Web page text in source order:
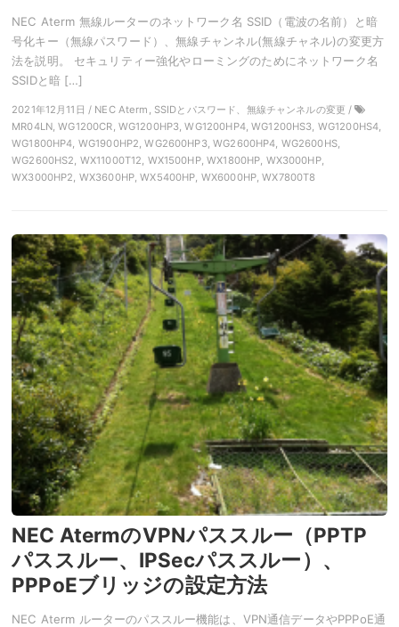
NEC Aterm 無線ルーターのネットワーク名 SSID（電波の名前）と暗
号化キー（無線パスワード）、無線チャンネル(無線チャネル)の変更方
法を説明。 セキュリティー強化やローミングのためにネットワーク名
SSIDと暗 […]
2021年12月11日 / NEC Aterm, SSIDとパスワード、無線チャンネルの変更 /
MR04LN, WG1200CR, WG1200HP3, WG1200HP4, WG1200HS3, WG1200HS4,
WG1800HP4, WG1900HP2, WG2600HP3, WG2600HP4, WG2600HS,
WG2600HS2, WX11000T12, WX1500HP, WX1800HP, WX3000HP,
WX3000HP2, WX3600HP, WX5400HP, WX6000HP, WX7800T8
NEC AtermのVPNパススルー（PPTP
パススルー、IPSecパススルー）、
PPPoEブリッジの設定方法
NEC Aterm ルーターのパススルー機能は、VPN通信データやPPPoE通